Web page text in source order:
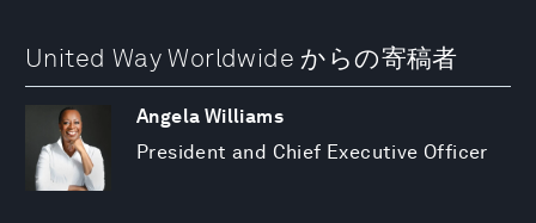
United Way Worldwide からの寄稿者
Angela Williams
President and Chief Executive Officer